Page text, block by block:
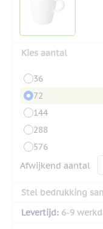
Kies aantal
36
72
144
288
576
Afwijkend aantal
Stel bedrukking
Levertijd: 6-9